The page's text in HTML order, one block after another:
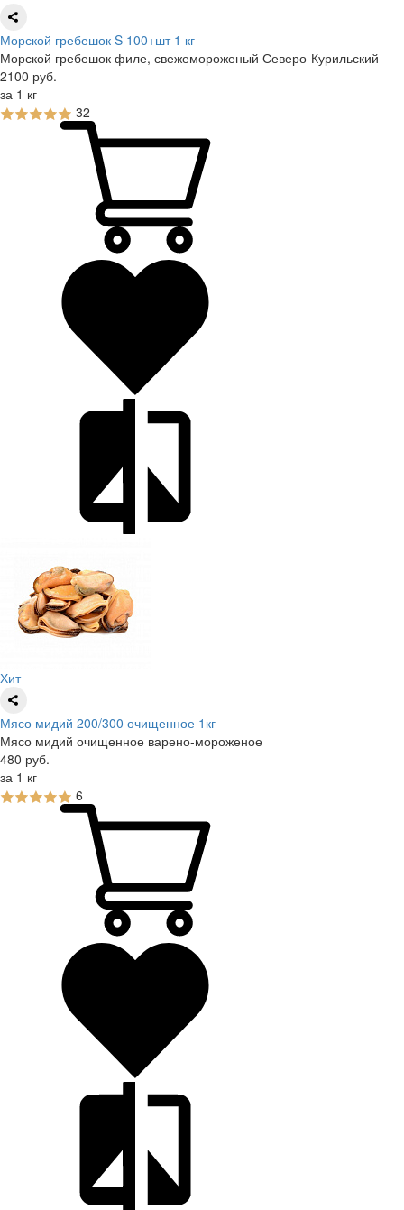
Морской гребешок S 100+шт 1 кг
Морской гребешок филе, свежемороженый Северо-Курильский
2100 руб.
за 1 кг
32
Хит
Мясо мидий 200/300 очищенное 1кг
Мясо мидий очищенное варено-мороженое
480 руб.
за 1 кг
6